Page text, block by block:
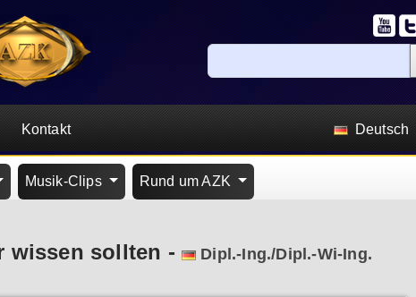
Kontakt Deutsch
Musik-Clips Rund um AZK
wissen sollten -
Dipl.-Ing./Dipl.-Wi-Ing.